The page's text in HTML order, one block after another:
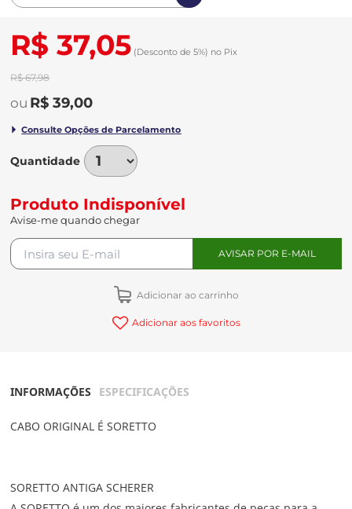
R$ 37,05 (Desconto de 5%) no Pix
R$ 67,98
R$ 39,00
Quantidade
Produto Indisponível
Avise-me quando chegar
Adicionar ao carrinho
Adicionar aos favoritos
INFORMAÇÕES ESPECIFICAÇÕES
CABO ORIGINAL É SORETTO
SORETTO ANTIGA SCHERER